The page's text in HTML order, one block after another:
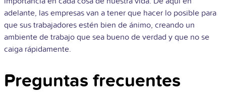
adelante, las empresas van a tener que hacer lo posible para
que sus trabajadores estén bien de ánimo, creando un
ambiente de trabajo que sea bueno de verdad y que no se
caiga rápidamente.
Preguntas frecuentes